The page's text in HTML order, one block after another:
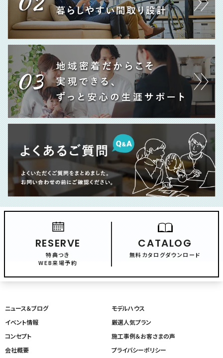
RESERVE
特典つき
WEB来場予約
CATALOG
無料カタログダウンロード
ニュース＆ブログ
イベント情報
コンセプト
会社概要
モデルハウス
厳選人気プラン
施工事例＆お客さまの声
プライバシーポリシー